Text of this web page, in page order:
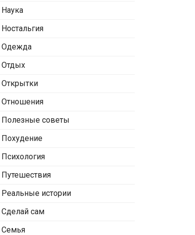
Наука
Ностальгия
Одежда
Отдых
Открытки
Отношения
Полезные советы
Похудение
Психология
Путешествия
Реальные истории
Сделай сам
Семья